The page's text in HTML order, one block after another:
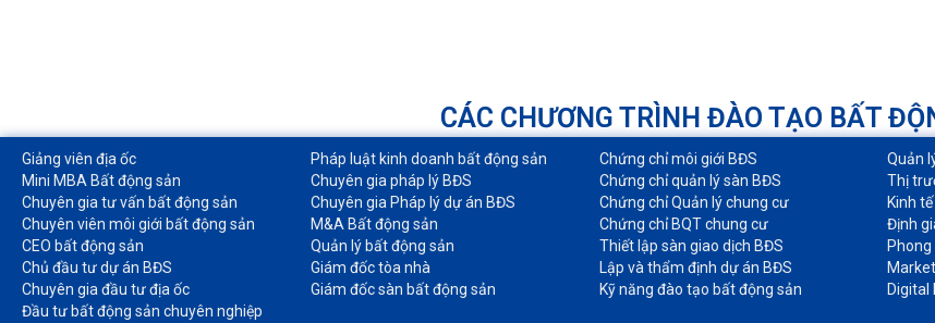
CÁC CHƯƠNG TRÌNH ĐÀO TẠO BẤT
Giảng viên địa ốc
Mini MBA Bất động sản
Chuyên gia tư vấn bất động sản
Chuyên viên môi giới bất động sản​
CEO bất động sản
Chủ đầu tư dự án BĐS
Chuyên gia đầu tư địa ốc​
Đầu tư bất động sản chuyên nghiệp
Pháp luật kinh doanh bất động sản​
Chuyên gia pháp lý BĐS
Chuyên gia Pháp lý dự án BĐS
M&A Bất động sản​
Quản lý bất động sản
Giám đốc tòa nhà​
Giám đốc sàn bất động sản
Chứng chỉ môi giới BĐS​
Chứng chỉ quản lý sàn BĐS
Chứng chỉ Quản lý chung cư​
Chứng chỉ BQT chung cư​
Thiết lập sàn giao dịch BĐS​
Lập và thẩm định dự án BĐS​
Kỹ năng đào tạo bất động sản​
Quản
Thị
Kinh
Định
Digital